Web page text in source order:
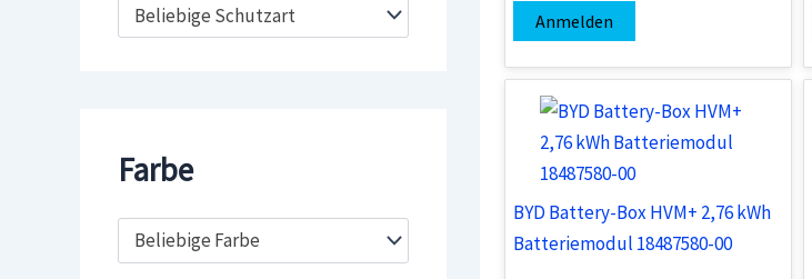
Beliebige Schutzart
Farbe
Beliebige Farbe
Anmelden
BYD Battery-Box HVM+ 2,76 kWh
Batteriemodul 18487580-00